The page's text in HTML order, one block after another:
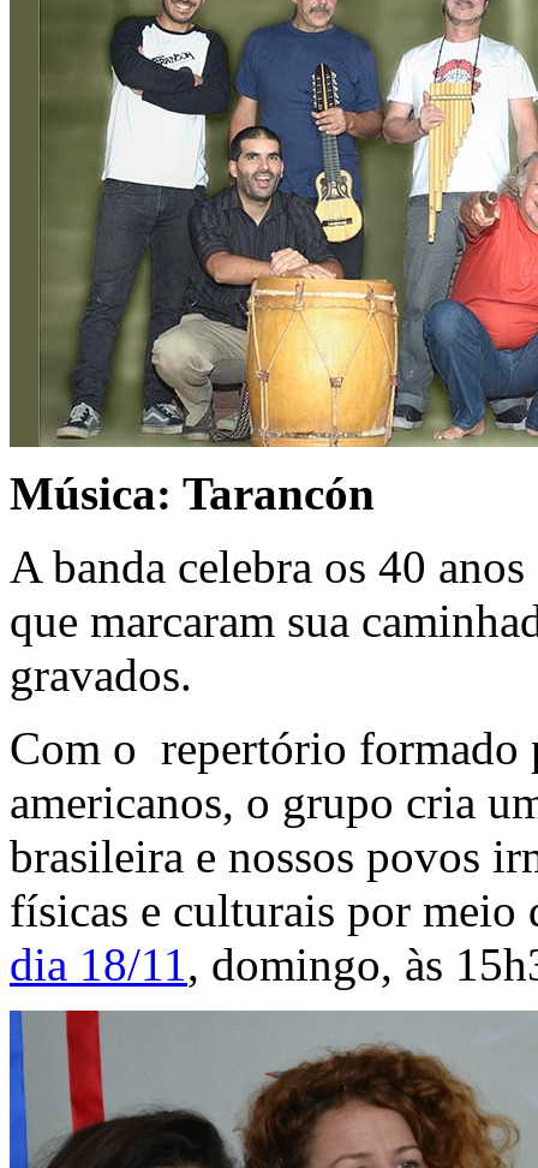
Música: Tarancón
A banda celebra os 40
que marcaram sua
gravados.
Com o repertório formado
americanos, o grupo cria
brasileira e nossos povos
físicas e culturais por
dia 18/11, domingo, às